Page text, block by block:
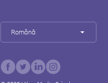
Română